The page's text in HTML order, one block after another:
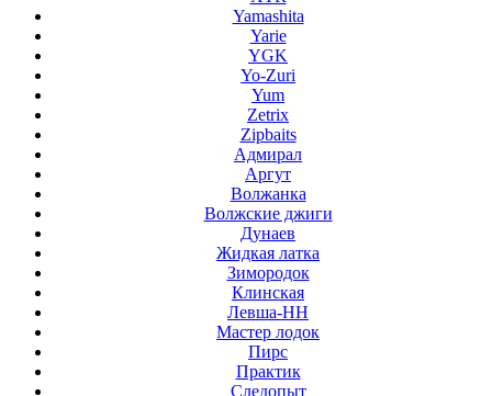
Yamashita
Yarie
YGK
Yo-Zuri
Yum
Zetrix
Zipbaits
Адмирал
Аргут
Волжанка
Волжские джиги
Дунаев
Жидкая латка
Зимородок
Клинская
Левша-НН
Мастер лодок
Пирс
Практик
Следопыт